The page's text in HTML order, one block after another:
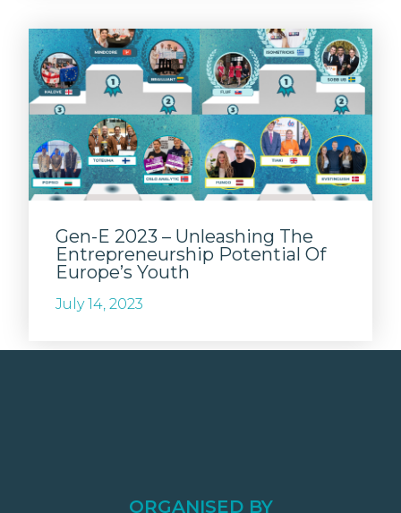
Gen-E 2023 – Unleashing The
Entrepreneurship Potential Of
Europe’s Youth
July 14, 2023
ORGANISED BY